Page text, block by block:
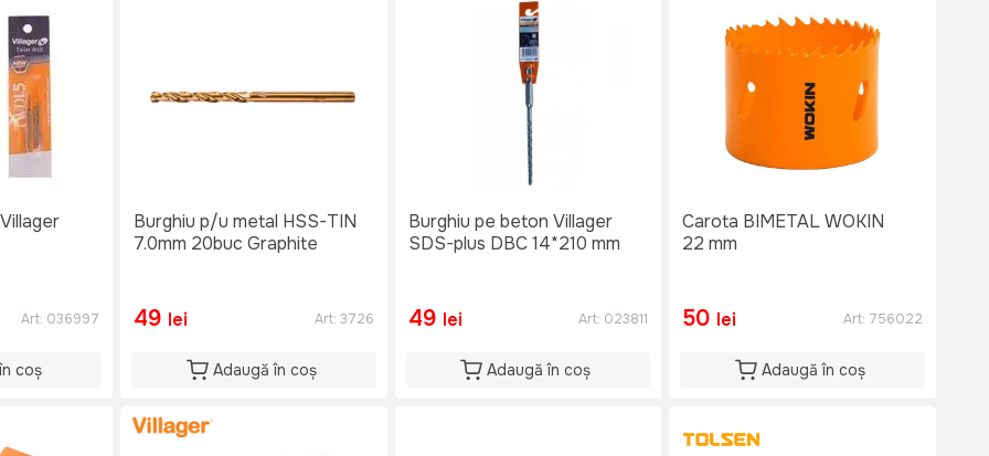
Art: 036997
coș
Burghiu p/u metal HSS-TIN
7.0mm 20buc Graphite
49 lei Art: 3726
Adaugă în coș
Burghiu pe beton Villager
SDS-plus DBC 14*210 mm
49 lei Art: 023811
Adaugă în coș
Carota BIMETAL WOKIN
22 mm
50 lei Art: 756022
Adaugă în coș